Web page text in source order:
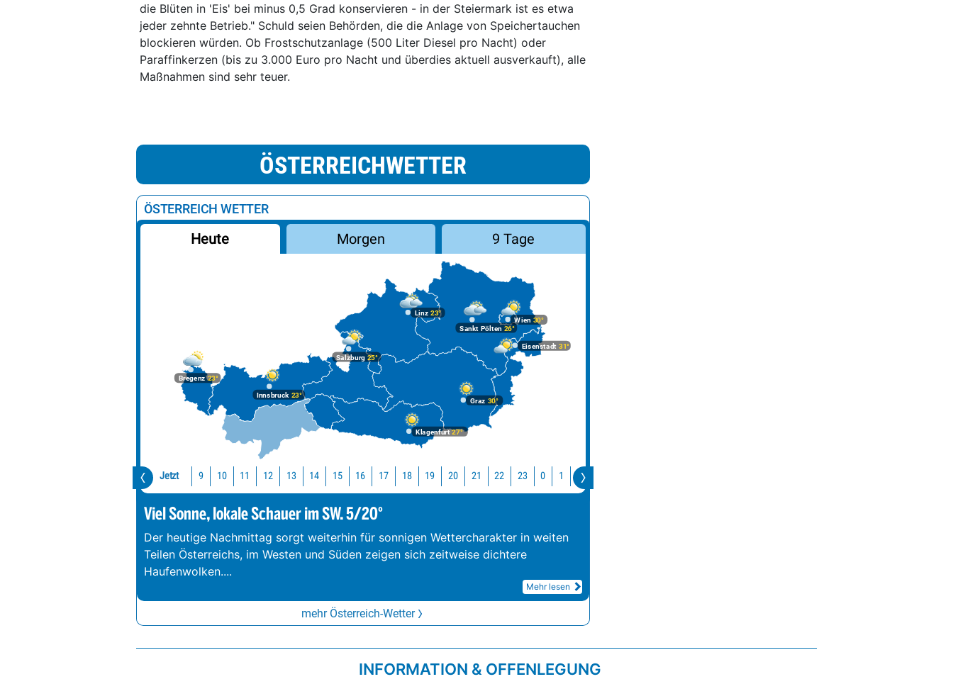
die Blüten in 'Eis' bei minus 0,5 Grad konservieren - in der Steiermark ist es etwa
jeder zehnte Betrieb." Schuld seien Behörden, die die Anlage von Speichertauchen
blockieren würden. Ob Frostschutzanlage (500 Liter Diesel pro Nacht) oder
Paraffinkerzen (bis zu 3.000 Euro pro Nacht und überdies aktuell ausverkauft), alle
Maßnahmen sind sehr teuer.
ÖSTERREICHWETTER
ÖSTERREICH WETTER
Heute Morgen 9 Tage
Bregenz23°
Graz 30°
Innsbruck23°
Klagenfurt27°
Linz 23°
Salzburg25°
Wien 30°
Eisenstadt 31°
Sankt Pölten 26°
Jetzt 9 10 11 12 13 14 15 16 17 18 19 20 21 22 23 0 1 2
Viel Sonne, lokale Schauer im SW. 5/20°
Der heutige Nachmittag sorgt weiterhin für sonnigen Wettercharakter in weiten
Teilen Österreichs, im Westen und Süden zeigen sich zeitweise dichtere
Haufenwolken....
Mehr lesen
mehr Österreich-Wetter
INFORMATION & OFFENLEGUNG